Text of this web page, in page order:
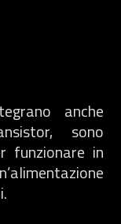
anche
sono
funzionare in